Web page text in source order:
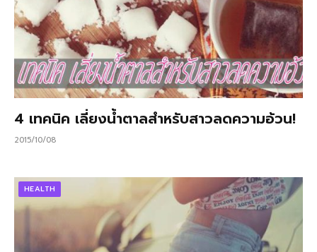
4 เทคนิค เลี่ยงน้ำตาลสำหรับสาวลดความอ้วน!
2015/10/08
HEALTH